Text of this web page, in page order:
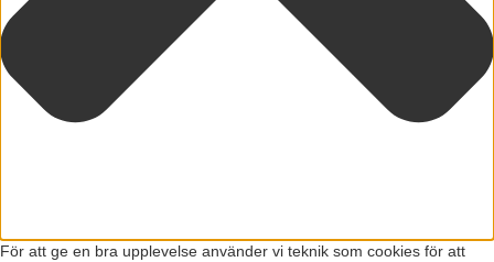
För att ge en bra upplevelse använder vi teknik som cookies för att